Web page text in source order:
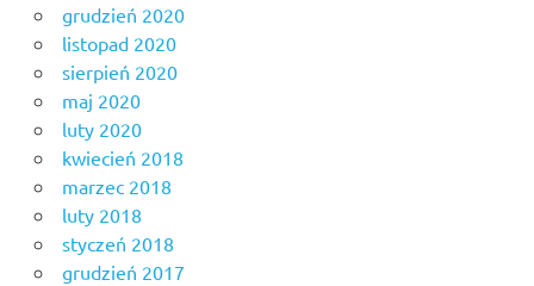
grudzień 2020
listopad 2020
sierpień 2020
maj 2020
luty 2020
kwiecień 2018
marzec 2018
luty 2018
styczeń 2018
grudzień 2017